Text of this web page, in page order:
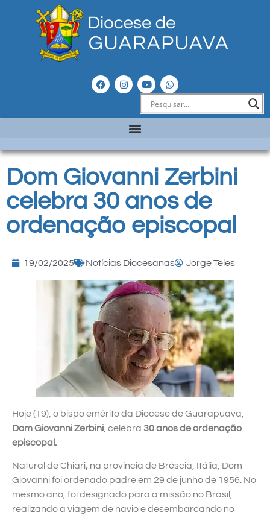
Dom Giovanni Zerbini
celebra 30 anos de
ordenação episcopal
19/02/2025 Notícias Diocesanas Jorge Teles
Hoje (19), o bispo emérito da Diocese de Guarapuava,
Dom Giovanni Zerbini , celebra 30 anos de ordenação
episcopal .
Natural de Chiari, na província de Bréscia, Itália, Dom
Giovanni foi ordenado padre em 29 de junho de 1956. No
mesmo ano, foi designado para a missão no Brasil,
realizando a viagem de navio e desembarcando no